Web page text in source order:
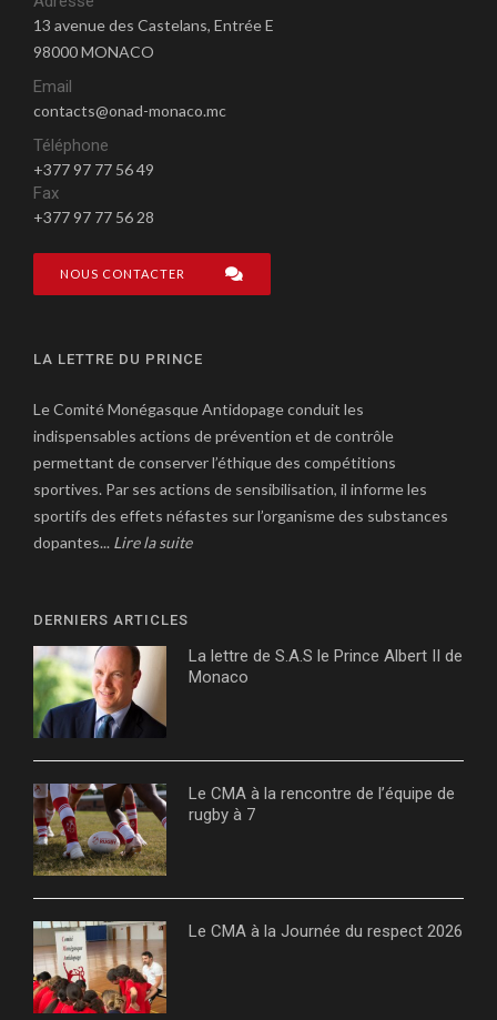
13 avenue des Castelans, Entrée E
98000 MONACO
Email
contacts@onad-monaco.mc
Téléphone
+377 97 77 56 49
Fax
+377 97 77 56 28
NOUS CONTACTER
LA LETTRE DU PRINCE
Le Comité Monégasque Antidopage conduit les
indispensables actions de prévention et de contrôle
permettant de conserver l’éthique des compétitions
sportives. Par ses actions de sensibilisation, il informe les
sportifs des effets néfastes sur l’organisme des substances
dopantes... Lire la suite
DERNIERS ARTICLES
La lettre de S.A.S le Prince Albert II de
Monaco
Le CMA à la rencontre de l’équipe de
rugby à 7
Le CMA à la Journée du respect 2026